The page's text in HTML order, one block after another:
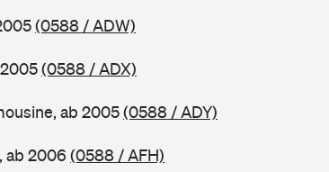
(0588 / ADW)
(0588 / ADX)
ab 2005(0588 / ADY)
ab 2006 (0588 / AFH)